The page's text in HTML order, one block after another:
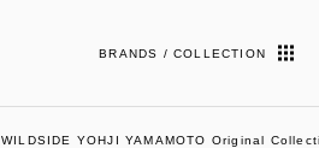
BRANDS / COLLECTION
WILDSIDE YOHJI YAMAMOTO Original